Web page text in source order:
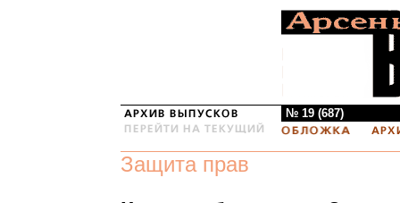
№ 19 (687)
Защита прав